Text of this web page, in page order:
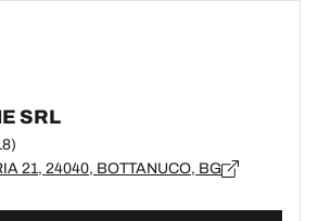
SRL
21, 24040, BOTTANUCO, BG